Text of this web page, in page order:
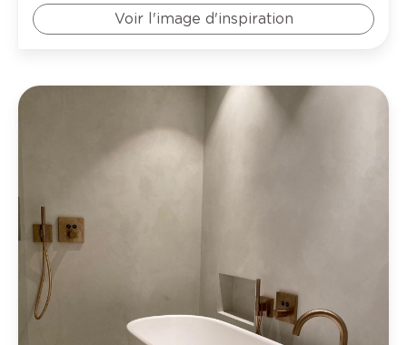
Voir l'image d'inspiration